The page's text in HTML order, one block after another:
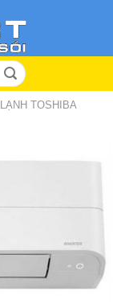
TOSHIBA